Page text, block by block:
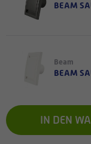
BEAM
Beam
BEAM
IN DEN